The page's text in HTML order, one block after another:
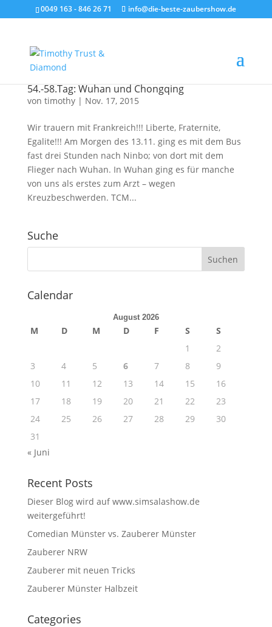
0049 163 - 846 26 71 info@die-beste-zaubershow.de
54.-58.Tag: Wuhan und Chongqing
von timothy| Nov. 17, 2015
Wir trauern mit Frankreich!!! Liberte, Fraternite,
Egalite!!! Am Morgen des 13.11. ging es mit dem Bus
fast drei Stunden nach Ninbo; von dort mit dem
Flieger nach Wuhan. In Wuhan ging es für manche
von uns als erstes zum Arzt – wegen
Kreuzbeschwerden. TCM...
Suche
Calendar
August 2026
M D M D F S
S
1
2
3
4 5 6 7 8
9
10
11 12 13 14 15
16
17
18 19 20 21 22
23
24
25 26 27 28 29
30
31
« Juni
Recent Posts
Dieser Blog wird auf www.simsalashow.de
weitergeführt!
Comedian Münster vs. Zauberer Münster
Zauberer NRW
Zauberer mit neuen Tricks
Zauberer Münster Halbzeit
Categories